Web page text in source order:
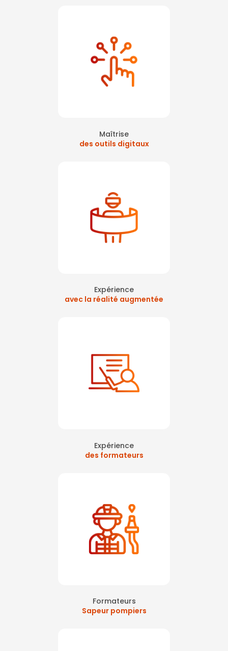
Maîtrise
des outils digitaux
Expérience
avec la réalité augmentée
Expérience
des formateurs
Formateurs
Sapeur pompiers